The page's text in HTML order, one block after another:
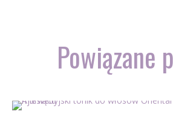
Powiązane